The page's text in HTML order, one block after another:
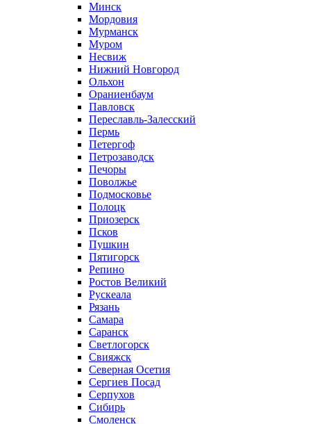
Минск
Мордовия
Мурманск
Муром
Несвиж
Нижний Новгород
Ольхон
Ораниенбаум
Павловск
Переславль-Залесский
Пермь
Петергоф
Петрозаводск
Печоры
Поволжье
Подмосковье
Полоцк
Приозерск
Псков
Пушкин
Пятигорск
Репино
Ростов Великий
Рускеала
Рязань
Самара
Саранск
Светлогорск
Свияжск
Северная Осетия
Сергиев Посад
Серпухов
Сибирь
Смоленск